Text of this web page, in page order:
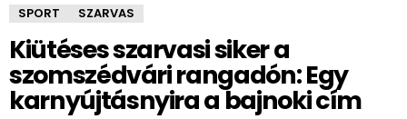
SPORT SZARVAS
Kiütéses szarvasi siker a
szomszédvári rangadón: Egy
karnyújtásnyira a bajnoki cím